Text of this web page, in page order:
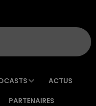
ACTUS
PARTENAIRES